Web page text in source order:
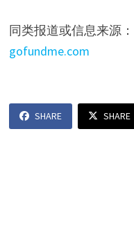
同类报道或信息来源：
gofundme.com
SHARE SHARE